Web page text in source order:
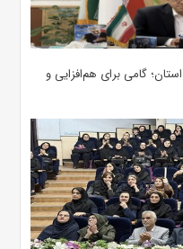
گامی برای هم‌افزایی و